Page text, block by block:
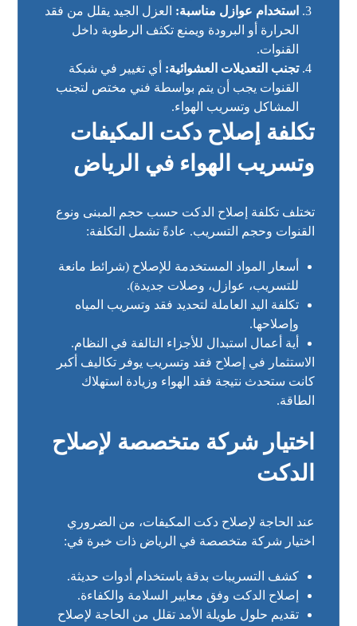
استخدام عوازل مناسبة: العزل الجيد يقلل من فقد
الحرارة أو البرودة ويمنع تكثف الرطوبة داخل
القنوات.
تجنب التعديلات العشوائية: أي تغيير في شبكة
القنوات يجب أن يتم بواسطة فني مختص لتجنب
المشاكل وتسريب الهواء.
تكلفة إصلاح دكت المكيفات
وتسريب الهواء في الرياض
تختلف تكلفة إصلاح الدكت حسب حجم المبنى ونوع
القنوات وحجم التسريب. عادةً تشمل التكلفة:
أسعار المواد المستخدمة للإصلاح (شرائط مانعة
للتسريب، عوازل، وصلات جديدة).
تكلفة اليد العاملة لتحديد فقد وتسريب المياه
وإصلاحها.
أية أعمال استبدال للأجزاء التالفة في النظام.
الاستثمار في إصلاح فقد وتسريب يوفر تكاليف أكبر
كانت ستحدث نتيجة فقد الهواء وزيادة استهلاك
الطاقة.
اختيار شركة متخصصة لإصلاح
الدكت
عند الحاجة لإصلاح دكت المكيفات، من الضروري
اختيار شركة متخصصة في الرياض ذات خبرة في:
كشف التسريبات بدقة باستخدام أدوات حديثة.
إصلاح الدكت وفق معايير السلامة والكفاءة.
تقديم حلول طويلة الأمد تقلل من الحاجة لإصلاح